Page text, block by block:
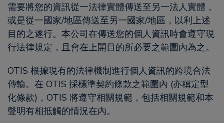
需要將您的資訊從一法律實體傳送至另一法人實體，
或是從一國家/地區傳送至另一國家/地區，以利上述
目的之遂行。本公司在傳送您的個人資訊時會遵守現
行法律規定，且會在上開目的所必要之範圍內為之。
OTIS 根據現有的法律機制進行個人資訊的跨境合法
傳輸。在 OTIS 採標準契約條款之範圍內 (亦稱定型
化條款)，OTIS 將遵守相關規範，包括相關規範和本
聲明有相抵觸的情況在內。